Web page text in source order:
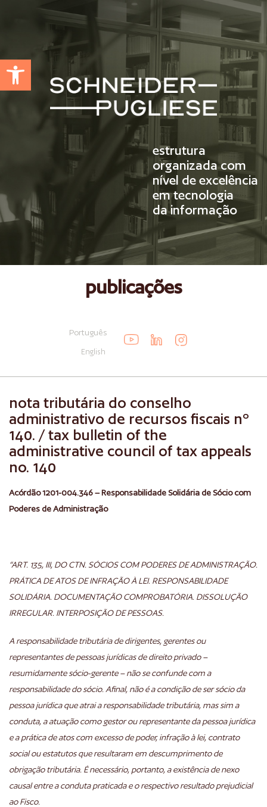
Abrir a barra de ferramentas
estrutura
organizada com
nível de excelência
em tecnologia
da informação
publicações
Português
English
nota tributária do conselho
administrativo de recursos fiscais nº
140. / tax bulletin of the
administrative council of tax appeals
no. 140
Acórdão 1201-004.346 – Responsabilidade Solidária de Sócio com
Poderes de Administração
“ART. 135, III, DO CTN. SÓCIOS COM PODERES DE ADMINISTRAÇÃO.
PRÁTICA DE ATOS DE INFRAÇÃO À LEI. RESPONSABILIDADE
SOLIDÁRIA. DOCUMENTAÇÃO COMPROBATÓRIA. DISSOLUÇÃO
IRREGULAR. INTERPOSIÇÃO DE PESSOAS.
A responsabilidade tributária de dirigentes, gerentes ou
representantes de pessoas jurídicas de direito privado –
resumidamente sócio-gerente – não se confunde com a
responsabilidade do sócio. Afinal, não é a condição de ser sócio da
pessoa jurídica que atrai a responsabilidade tributária, mas sim a
conduta, a atuação como gestor ou representante da pessoa jurídica
e a prática de atos com excesso de poder, infração à lei, contrato
social ou estatutos que resultaram em descumprimento de
obrigação tributária. É necessário, portanto, a existência de nexo
causal entre a conduta praticada e o respectivo resultado prejudicial
ao Fisco.